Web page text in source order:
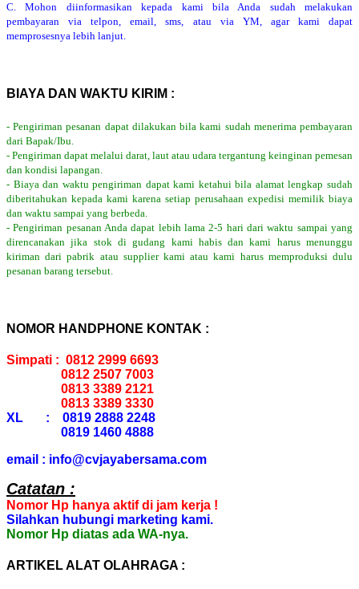
C. Mohon diinformasikan kepada kami bila Anda sudah melakukan
pembayaran via telpon, email, sms, atau via YM, agar kami dapat
memprosesnya lebih lanjut.
BIAYA DAN WAKTU KIRIM :
- Pengiriman pesanan dapat dilakukan bila kami sudah menerima pembayaran
dari Bapak/Ibu.
- Pengiriman dapat melalui darat, laut atau udara tergantung keinginan pemesan
dan kondisi lapangan.
- Biaya dan waktu pengiriman dapat kami ketahui bila alamat lengkap sudah
diberitahukan kepada kami karena setiap perusahaan expedisi memilik biaya
dan waktu sampai yang berbeda.
- Pengiriman pesanan Anda dapat lebih lama 2-5 hari dari waktu sampai yang
direncanakan jika stok di gudang kami habis dan kami harus menunggu
kiriman dari pabrik atau supplier kami atau kami harus memproduksi dulu
pesanan barang tersebut.
NOMOR HANDPHONE KONTAK :
Simpati : 0812 2999 6693
0812 2507 7003
0813 3389 2121
0813 3389 3330
XL : 0819 2888 2248
0819 1460 4888
email : info@cvjayabersama.com
Catatan :
Nomor Hp hanya aktif di jam kerja !
Silahkan hubungi marketing kami.
Nomor Hp diatas ada WA-nya.
ARTIKEL ALAT OLAHRAGA :